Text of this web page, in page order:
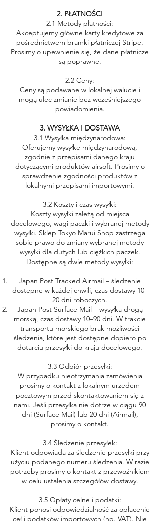
2. PŁATNOŚCI
2.1 Metody płatności:
Akceptujemy główne karty kredytowe za
pośrednictwem bramki płatniczej Stripe.
Prosimy o upewnienie się, że dane płatnicze
są poprawne.
2.2 Ceny:
Ceny są podawane w lokalnej walucie i
mogą ulec zmianie bez wcześniejszego
powiadomienia.
3. WYSYŁKA I DOSTAWA
3.1 Wysyłka międzynarodowa:
Oferujemy wysyłkę międzynarodową,
zgodnie z przepisami danego kraju
dotyczącymi produktów airsoft. Prosimy o
sprawdzenie zgodności produktów z
lokalnymi przepisami importowymi.
3.2 Koszty i czas wysyłki:
Koszty wysyłki zależą od miejsca
docelowego, wagi paczki i wybranej metody
wysyłki. Sklep Tokyo Marui Shop zastrzega
sobie prawo do zmiany wybranej metody
wysyłki dla dużych lub ciężkich paczek.
Dostępne są dwie metody wysyłki:
Japan Post Tracked Airmail – śledzenie
dostępne w każdej chwili, czas dostawy 10–
20 dni roboczych.
Japan Post Surface Mail – wysyłka drogą
morską, czas dostawy 10–90 dni. W trakcie
transportu morskiego brak możliwości
śledzenia, które jest dostępne dopiero po
dotarciu przesyłki do kraju docelowego.
3.3 Odbiór przesyłki:
W przypadku nieotrzymania zamówienia
prosimy o kontakt z lokalnym urzędem
pocztowym przed skontaktowaniem się z
nami. Jeśli przesyłka nie dotrze w ciągu 90
dni (Surface Mail) lub 20 dni (Airmail),
prosimy o kontakt.
3.4 Śledzenie przesyłek:
Klient odpowiada za śledzenie przesyłki przy
użyciu podanego numeru śledzenia. W razie
potrzeby prosimy o kontakt z przewoźnikiem
w celu ustalenia szczegółów dostawy.
3.5 Opłaty celne i podatki:
Klient ponosi odpowiedzialność za opłacenie
ceł i podatków importowych (np. VAT). Nie